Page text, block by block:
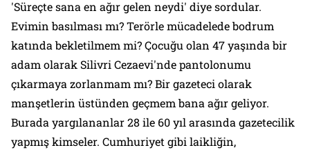
'Süreçte sana en ağır gelen neydi' diye sordular.
Evimin basılması mı? Terörle mücadelede bodrum
katında bekletilmem mi? Çocuğu olan 47 yaşında bir
adam olarak Silivri Cezaevi'nde pantolonumu
çıkarmaya zorlanmam mı? Bir gazeteci olarak
manşetlerin üstünden geçmem bana ağır geliyor.
Burada yargılananlar 28 ile 60 yıl arasında gazetecilik
yapmış kimseler. Cumhuriyet gibi laikliğin,